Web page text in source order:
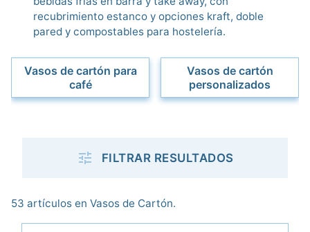
Vasos de cartón para
café
Vasos de cartón
personalizados
recubrimiento estanco y opciones kraft, doble
pared y compostables para hostelería.
 FILTRAR RESULTADOS
53 artículos en Vasos de Cartón.